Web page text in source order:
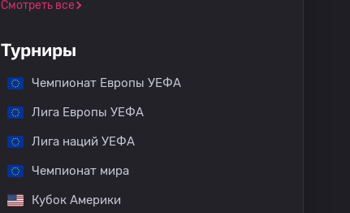
Смотреть все
Турниры
Чемпионат Европы УЕФА
Лига Европы УЕФА
Лига наций УЕФА
Чемпионат мира
Кубок Америки